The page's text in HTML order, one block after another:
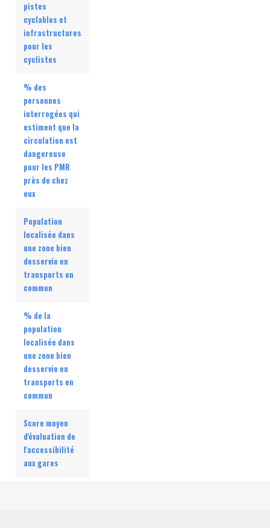
pistes
cyclables et
infrastructures
pour les
cyclistes
% des
personnes
interrogées qui
estiment que la
circulation est
dangereuse
pour les PMR
près de chez
eux
Population
localisée dans
une zone bien
desservie en
transports en
commun
% de la
population
localisée dans
une zone bien
desservie en
transports en
commun
Score moyen
d'évaluation de
l'accessibilité
aux gares